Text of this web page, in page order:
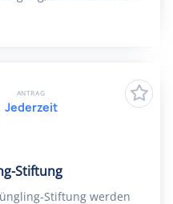
Stiftung
Stiftung werden
ANTRAG
Jederzeit